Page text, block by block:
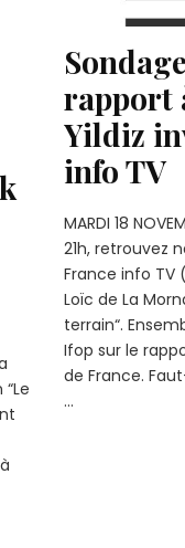
rapport
Yildiz
info TV
MARDI 18
21h, retrouvez
France info TV
Loïc de La
terrain“.
Ifop sur le
de France.
…